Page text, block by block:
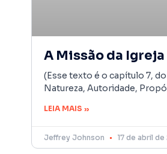
A Missão da Igreja
(Esse texto é o capítulo 7,
Natureza, Autoridade,
LEIA MAIS »
Jeffrey Johnson 17 de abril